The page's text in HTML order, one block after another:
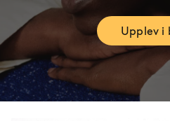
Upplev i